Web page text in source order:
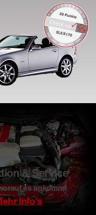
& Service
es ankommt
Info's